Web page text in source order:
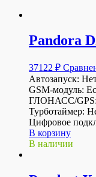
Pandora
37122 ₽
Автозапуск:
GSM-модуль:
ГЛОНАСС/GPS:
Турботаймер:
Цифровое
В корзину
В наличии